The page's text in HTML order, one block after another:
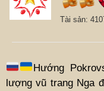
Tài sản:
Hướng
lượng vũ trang Nga